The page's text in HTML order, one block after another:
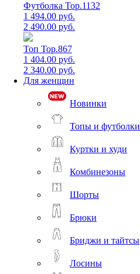
Футболка Top.1132
1 494.00 руб.
2 490.00 руб.
Топ Top.867
1 404.00 руб.
2 340.00 руб.
Для женщин
Новинки
Топы и футболки
Куртки и худи
Комбинезоны
Шорты
Брюки
Бриджи и тайтсы
Лосины